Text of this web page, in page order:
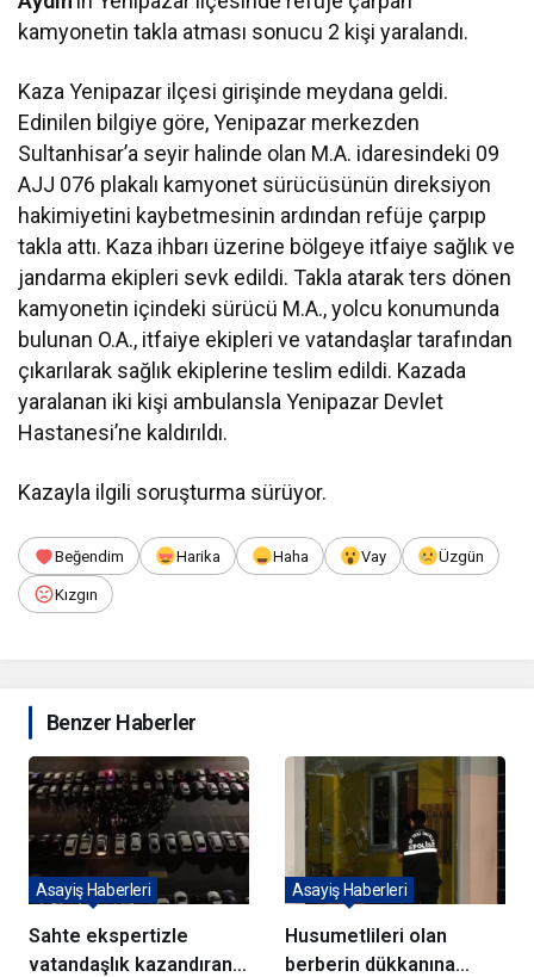
kamyonetin takla atması sonucu 2 kişi yaralandı.
Kaza Yenipazar ilçesi girişinde meydana geldi.
Edinilen bilgiye göre, Yenipazar merkezden
Sultanhisar’a seyir halinde olan M.A. idaresindeki 09
AJJ 076 plakalı kamyonet sürücüsünün direksiyon
hakimiyetini kaybetmesinin ardından refüje çarpıp
takla attı. Kaza ihbarı üzerine bölgeye itfaiye sağlık ve
jandarma ekipleri sevk edildi. Takla atarak ters dönen
kamyonetin içindeki sürücü M.A., yolcu konumunda
bulunan O.A., itfaiye ekipleri ve vatandaşlar tarafından
çıkarılarak sağlık ekiplerine teslim edildi. Kazada
yaralanan iki kişi ambulansla Yenipazar Devlet
Hastanesi’ne kaldırıldı.
Kazayla ilgili soruşturma sürüyor.
Beğendim Harika Haha Vay Üzgün
Kızgın
Benzer Haberler
Sahte ekspertizle
vatandaşlık kazandıran
Asayiş Haberleri
Husumetlileri olan
berberin dükkanına
Asayiş Haberleri